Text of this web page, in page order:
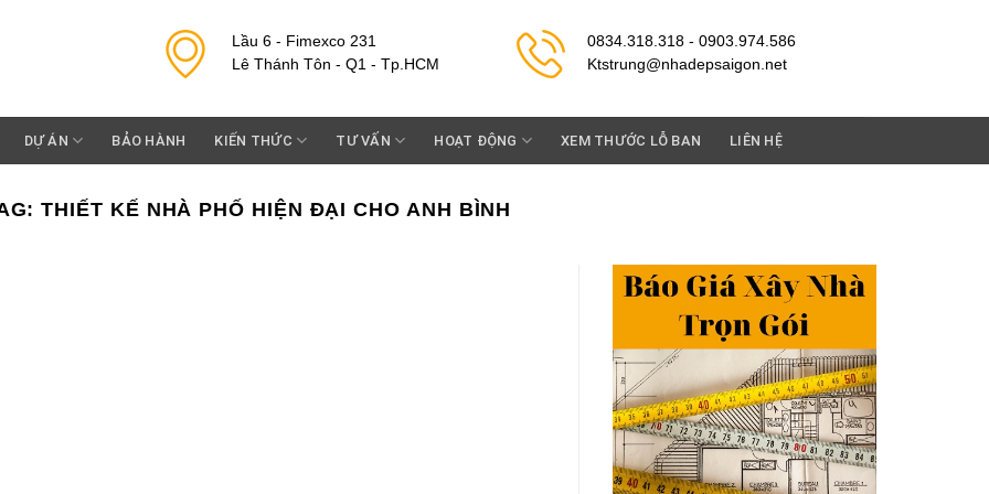
Lầu 6 - Fimexco 231
Lê Thánh Tôn - Q1 - Tp.HCM
0834.318.318 - 0903.974.586
Ktstrung@nhadepsaigon.net
DỰ ÁN BẢO HÀNH KIẾN THỨC TƯ VẤN HOẠT ĐỘNG XEM THƯỚC LỖ BAN LIÊN HỆ
THIẾT KẾ NHÀ PHỐ HIỆN ĐẠI CHO ANH BÌNH